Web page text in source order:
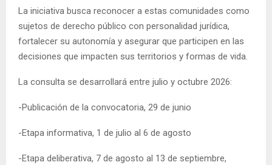
La iniciativa busca reconocer a estas comunidades como
sujetos de derecho público con personalidad jurídica,
fortalecer su autonomía y asegurar que participen en las
decisiones que impacten sus territorios y formas de vida.
La consulta se desarrollará entre julio y octubre 2026:
-Publicación de la convocatoria, 29 de junio
-Etapa informativa, 1 de julio al 6 de agosto
-Etapa deliberativa, 7 de agosto al 13 de septiembre,